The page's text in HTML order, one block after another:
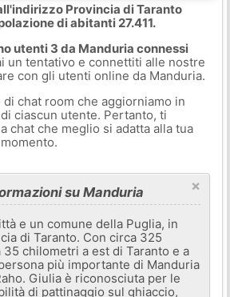
Provincia di Taranto
di abitanti 27.411.
utenti 3 da Manduria connessi
un tentativo e connettiti alle nostre
con gli utenti online da Manduria.
chat room che aggiorniamo in
ciascun utente. Pertanto, ti
chat che meglio si adatta alla tua
×
su Manduria
e un comune della Puglia, in
di Taranto. Con circa 325
chilometri a est di Taranto e a
più importante di Manduria
Giulia è riconosciuta per le
di pattinaggio sul ghiaccio,